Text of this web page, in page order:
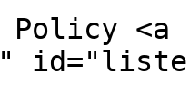
Policy